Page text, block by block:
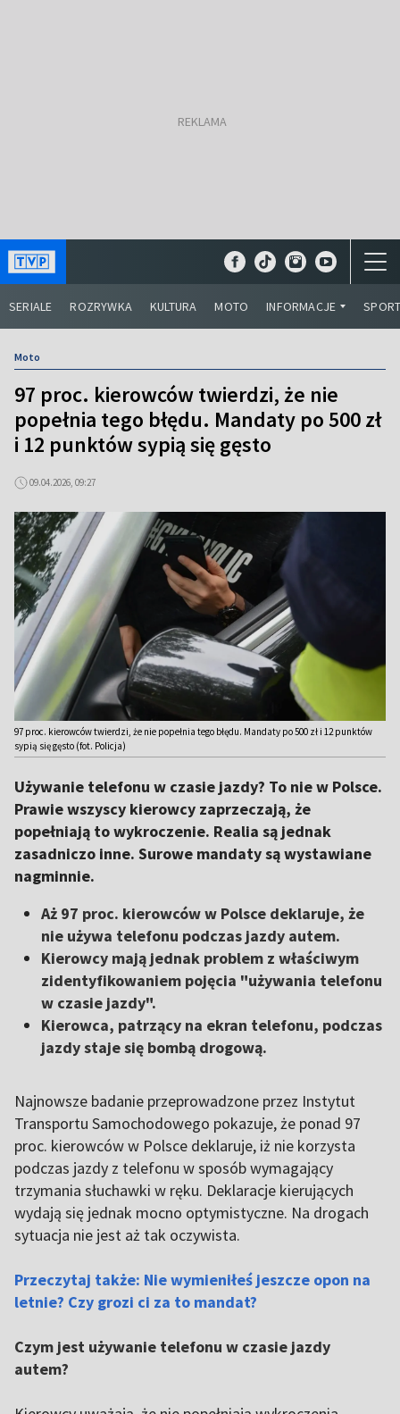
SERIALE ROZRYWKA KULTURA MOTO INFORMACJE
Moto
97 proc. kierowców twierdzi, że nie
popełnia tego błędu. Mandaty po 500 zł
i 12 punktów sypią się gęsto
09.04.2026, 09:27
97 proc. kierowców twierdzi, że nie popełnia tego błędu. Mandaty po 500 zł i 12 punktów
sypią się gęsto (fot. Policja)
Używanie telefonu w czasie jazdy? To nie w Polsce.
Prawie wszyscy kierowcy zaprzeczają, że
popełniają to wykroczenie. Realia są jednak
zasadniczo inne. Surowe mandaty są wystawiane
nagminnie.
Aż 97 proc. kierowców w Polsce deklaruje, że
nie używa telefonu podczas jazdy autem.
Kierowcy mają jednak problem z właściwym
zidentyfikowaniem pojęcia "używania telefonu
w czasie jazdy".
Kierowca, patrzący na ekran telefonu, podczas
jazdy staje się bombą drogową.
Najnowsze badanie przeprowadzone przez Instytut
Transportu Samochodowego pokazuje, że ponad 97
proc. kierowców w Polsce deklaruje, iż nie korzysta
podczas jazdy z telefonu w sposób wymagający
trzymania słuchawki w ręku. Deklaracje kierujących
wydają się jednak mocno optymistyczne. Na drogach
sytuacja nie jest aż tak oczywista.
Przeczytaj także: Nie wymieniłeś jeszcze opon na
letnie? Czy grozi ci za to mandat?
Czym jest używanie telefonu w czasie jazdy
autem?